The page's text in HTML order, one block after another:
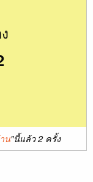
น"นี้แล้ว 2 ครั้ง